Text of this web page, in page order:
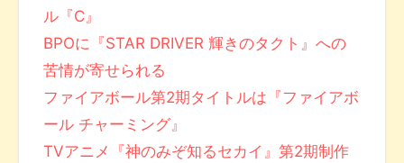
ル『C』
BPOに『STAR DRIVER 輝きのタクト』への
苦情が寄せられる
ファイアボール第2期タイトルは『ファイアボ
ール チャーミング』
TVアニメ『神のみぞ知るセカイ』第2期制作